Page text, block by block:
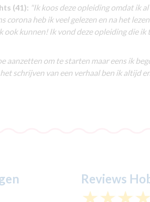
(41): "Ik koos deze opleiding omdat ik
corona heb ik veel gelezen en na het
ook kunnen! Ik vond deze opleiding die ik
aanzetten om te starten maar eens ik
schrijven van een verhaal ben ik altijd
Reviews